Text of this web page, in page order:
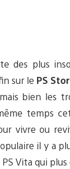
des plus
sur le PS
bien les
temps
vivre ou
il y a
Vita qui plus